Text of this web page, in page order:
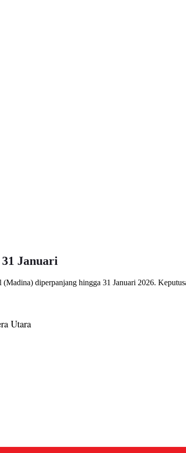
Januari
(Madina) diperpanjang hingga 31 Januari 2026.
Utara